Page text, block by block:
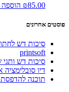
₪85.00
פוסטים אחרונים
סיכות דש
printsoft
סיכות דש
דיו
תוכנה להדפסת